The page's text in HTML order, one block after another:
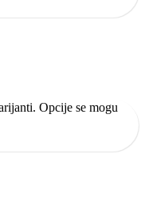
Opcije se mogu